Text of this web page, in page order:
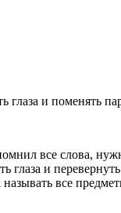
глаза и поменять
все слова,
и
все